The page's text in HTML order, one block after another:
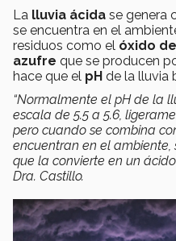
La lluvia ácida se genera
se encuentra en el
residuos como el óxido
azufre que se producen
hace que el pH de la lluvia
“Normalmente el pHde la
escala de 5.5 a 5.6,
pero cuando se combina
encuentran en el ambiente,
que la convierte en un
Dra. Castillo.